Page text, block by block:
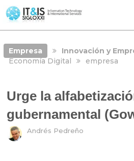
Empresa
Innovación y
Economía Digital
empresa
Urge la
gubernamental
Andrés Pedreño